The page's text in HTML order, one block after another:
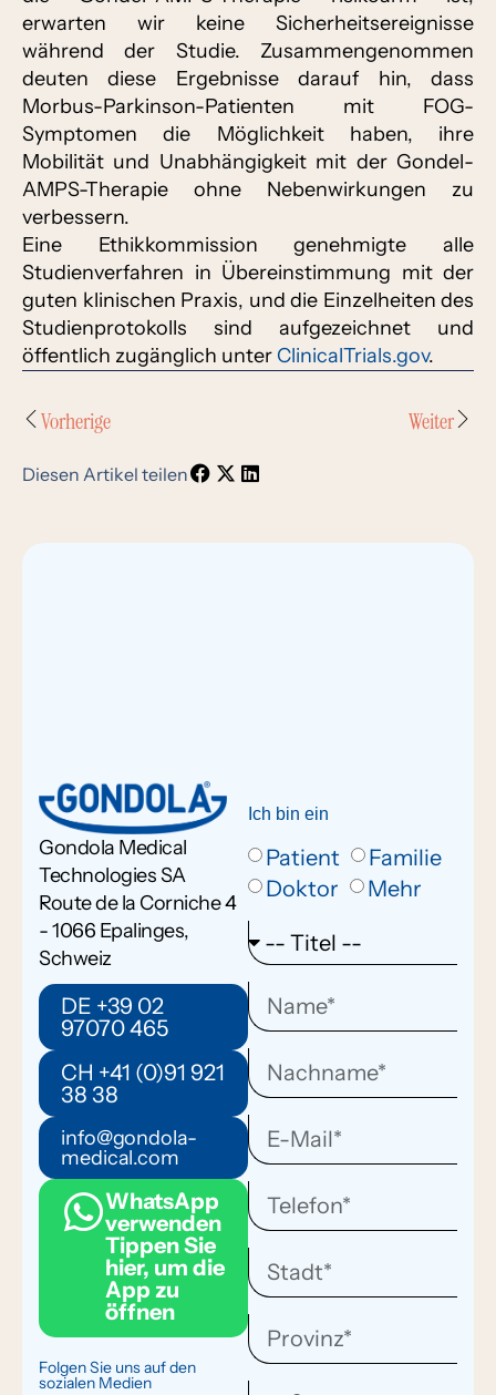
erwarten wir keine Sicherheitsereignisse
während der Studie. Zusammengenommen
deuten diese Ergebnisse darauf hin, dass
Morbus-Parkinson-Patienten mit FOG-
Symptomen die Möglichkeit haben, ihre
Mobilität und Unabhängigkeit mit der Gondel-
AMPS-Therapie ohne Nebenwirkungen zu
verbessern.
Eine Ethikkommission genehmigte alle
Studienverfahren in Übereinstimmung mit der
guten klinischen Praxis, und die Einzelheiten des
Studienprotokolls sind aufgezeichnet und
öffentlich zugänglich unter ClinicalTrials.gov.
Vorherige Weiter
Diesen Artikel teilen
Gondola Medical
Technologies SA
Route de la Corniche 4
- 1066 Epalinges,
Schweiz
DE +39 02
97070 465
CH +41 (0)91 921
38 38
info@gondola-
medical.com
WhatsApp
verwenden
Tippen Sie
hier, um die
App zu
öffnen
Folgen Sie uns auf den
sozialen Medien
Ich bin ein
Patient
Familie
Doktor
Mehr